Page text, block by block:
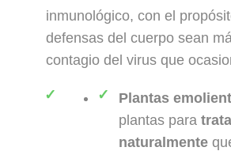
inmunológico, con el
defensas del cuerpo sean
contagio del virus que
Plantas
plantas para
naturalmente